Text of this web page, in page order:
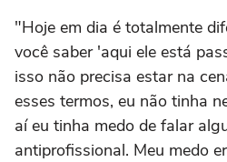
"Hoje em dia é totalmente
você saber 'aqui ele está
isso não precisa estar na
esses termos, eu não tinha
aí eu tinha medo de falar
antiprofissional. Meu medo